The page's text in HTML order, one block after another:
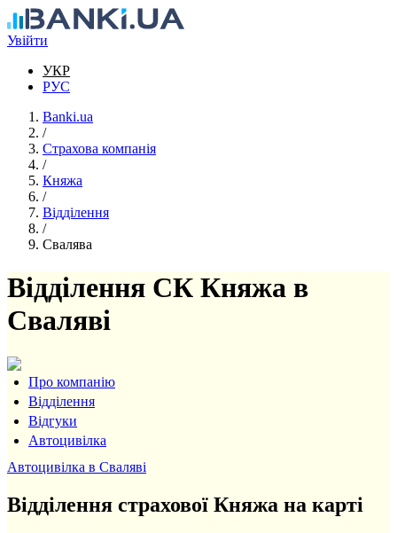
Перейти до основного вмісту
Увійти
УКР
РУС
Banki.ua
/
Страхова компанія
/
Княжа
/
Відділення
/
Свалява
Відділення СК Княжа в
Сваляві
Про компанію
Відділення
Відгуки
Автоцивілка
Автоцивілка в Сваляві
Відділення страхової Княжа на карті